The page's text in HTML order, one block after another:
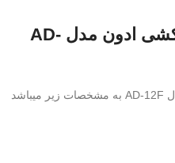
دریل شارژی 12 ولت چکشی ادون مدل AD-
دریل شارژی 12 ولت چکشی ادون مدل AD-12F به مشخصات زیر میباشد